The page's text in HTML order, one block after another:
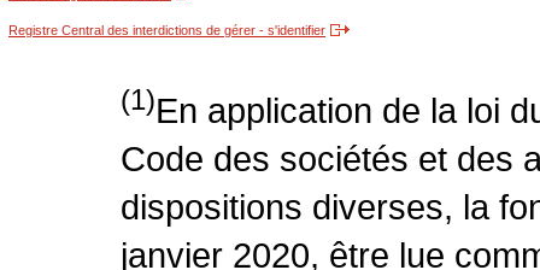
Registre Central des interdictions de gérer - s'identifier
(1)En application de la loi
Code des sociétés et des
dispositions diverses, la
janvier 2020, être lue